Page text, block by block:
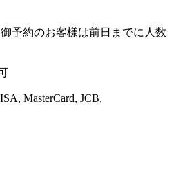
お客様は前日までに人数
MasterCard, JCB,